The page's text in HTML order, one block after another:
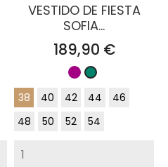
VESTIDO DE FIESTA
SOFIA...
Precio
189,90 €
Buganvilla
Verde
pato
38 40 42 44
46
48
50 52 54